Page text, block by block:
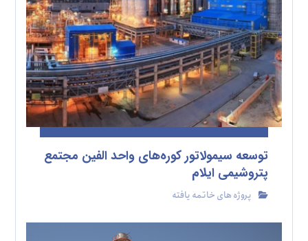
توسعه سیمولاتور کوره‌های واحد الفین مجتمع
پتروشیمی ایلام
پروژه های خاتمه یافته